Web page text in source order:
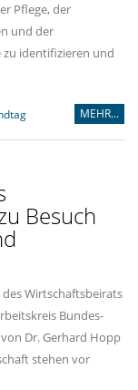
Pflege, der
und der
identifizieren und
MEHR...
Besuch
Wirtschaftsbeirats
Bundes-
Dr. Gerhard Hopp
stehen vor